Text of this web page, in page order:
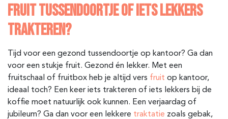
FRUIT TUSSENDOORTJE OF IETS LEKKERS
TRAKTEREN?
Tijd voor een gezond tussendoortje op kantoor? Ga dan
voor een stukje fruit. Gezond én lekker. Met een
fruitschaal of fruitbox heb je altijd vers fruit op kantoor,
ideaal toch? Een keer iets trakteren of iets lekkers bij de
koffie moet natuurlijk ook kunnen. Een verjaardag of
jubileum? Ga dan voor een lekkere traktatie zoals gebak,